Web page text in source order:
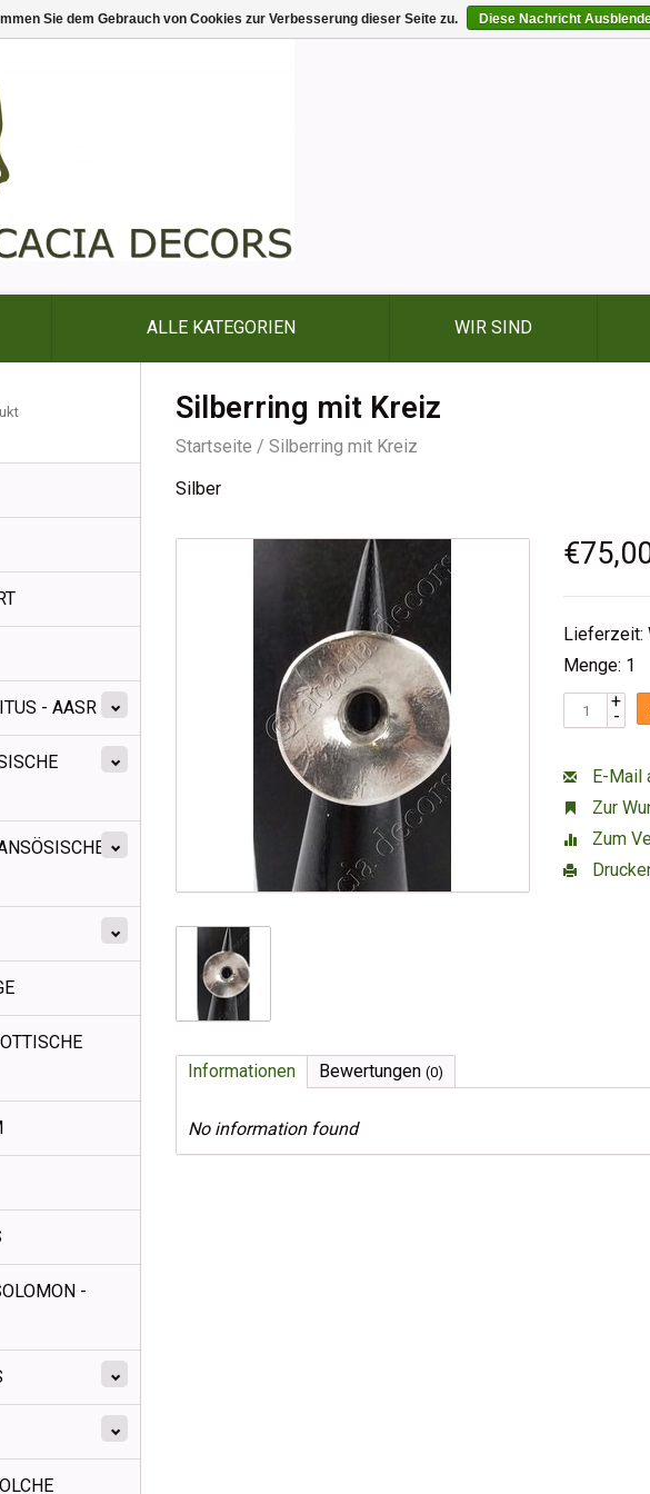
ALLE KATEGORIEN WIR SIND
- AASR
-
Silberring mit Kreiz
Startseite / Silberring mit Kreiz
Silber
Lieferzeit:
Menge: 1
+
-
E-Mail
Zur
Zum
Informationen Bewertungen (0)
No information found
Sie dem Gebrauch von Cookies zur Verbesserung dieser Seite zu. Diese Nachricht